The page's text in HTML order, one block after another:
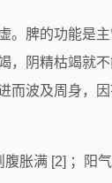
。脾的功能是
，阴精枯竭就
波及周身，因
胀满 [2] ；阳